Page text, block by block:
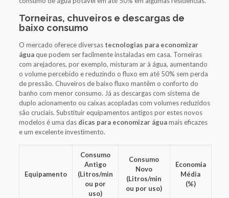
Torneiras, chuveiros e descargas de
baixo consumo
O mercado oferece diversas tecnologias para economizar
águaque podem ser facilmente instaladas em casa. Torneiras
com arejadores, por exemplo, misturam ar à água, aumentando
o volume percebido e reduzindo o fluxo em até 50% sem perda
de pressão. Chuveiros de baixo fluxo mantêm o conforto do
banho com menor consumo. Já as descargas com sistema de
duplo acionamento ou caixas acopladas com volumes reduzidos
são cruciais. Substituir equipamentos antigos por estes novos
modelos é uma das dicas para economizar águamais eficazes
e um excelente investimento.
Equipamento
Consumo
Antigo
(Litros/min
ou por
uso)
Consumo
Novo
(Litros/min
ou por uso)
Economia
Média
(%)